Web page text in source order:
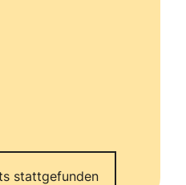
stattgefunden